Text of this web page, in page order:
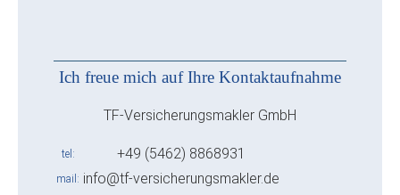
Ich freue mich auf Ihre Kontaktaufnahme
TF-Versicherungsmakler GmbH
tel +49 (5462) 8868931
mail info@tf-versicherungsmakler.de